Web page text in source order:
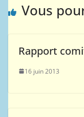
Vous
Rapport
16 juin 2013